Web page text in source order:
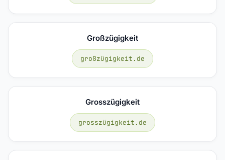
Großzügigkeit
großzügigkeit.de
Grosszügigkeit
grosszügigkeit.de